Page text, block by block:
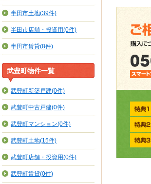
半田市土地(39件)
半田市店舗・投資用(0件)
半田市賃貸(8件)
武豊町物件一覧
武豊町新築戸建(0件)
武豊町中古戸建(0件)
武豊町マンション(0件)
武豊町土地(15件)
武豊町店舗・投資用(0件)
武豊町賃貸(0件)